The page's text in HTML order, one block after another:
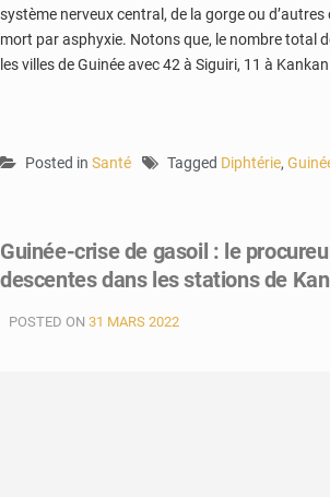
système nerveux central, de la gorge ou
mort par asphyxie. Notons que, le nombre total
les villes de Guinée avec 42 à Siguiri, 11 à
Posted in Santé Tagged Diphtérie,
Guinée-crise de gasoil : le
descentes dans les stations de
POSTED ON 31 MARS 2022